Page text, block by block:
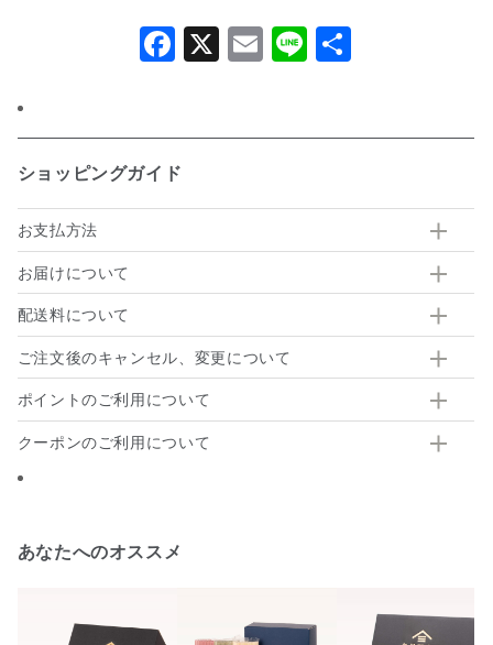
Facebook
X Email
Line
ショッピングガイド
お支払方法
お届けについて
配送料について
ご注文後のキャンセル、変更について
ポイントのご利用について
クーポンのご利用について
あなたへのオススメ